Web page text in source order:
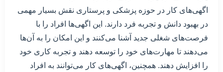
اگهی‌های کار در حوزه پزشکی و پرستاری نقش بسیار مهمی
در بهبود دانش و تجربه فرد دارند. این اگهی‌ها افراد را با
فرصت‌های شغلی جدید آشنا می‌کنند و این امکان را به آن‌ها
می‌دهند تا مهارت‌های خود را توسعه دهند و تجربه کاری خود
را افزایش دهند. همچنین، اگهی‌های کار می‌توانند به افراد